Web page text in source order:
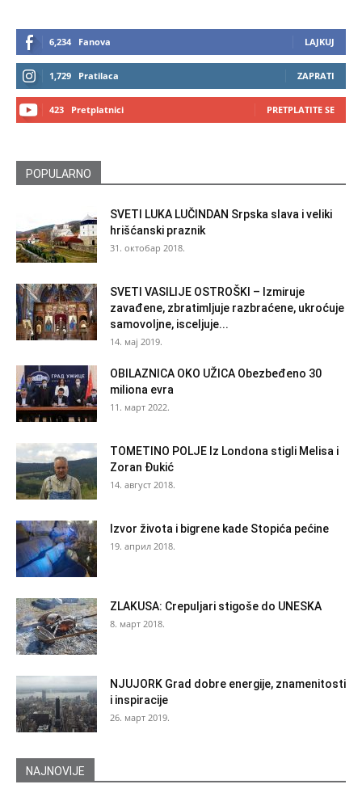
6,234 Fanova LAJKUJ
1,729 Pratilaca ZAPRATI
423 Pretplatnici PRETPLATITE SE
POPULARNO
SVETI LUKA LUČINDAN Srpska slava i veliki
hrišćanski praznik
31. октобар 2018.
SVETI VASILIJE OSTROŠKI – Izmiruje
zavađene, zbratimljuje razbraćene, ukroćuje
samovoljne, isceljuje...
14. мај 2019.
OBILAZNICA OKO UŽICA Obezbeđeno 30
miliona evra
11. март 2022.
TOMETINO POLJE Iz Londona stigli Melisa i
Zoran Đukić
14. август 2018.
Izvor života i bigrene kade Stopića pećine
19. април 2018.
ZLAKUSA: Crepuljari stigoše do UNESKA
8. март 2018.
NJUJORK Grad dobre energije, znamenitosti
i inspiracije
26. март 2019.
NAJNOVIJE